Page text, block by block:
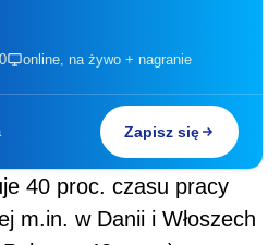
online, na żywo + nagranie
Zapisz się
40 proc. czasu pracy
m.in. w Danii i Włoszech